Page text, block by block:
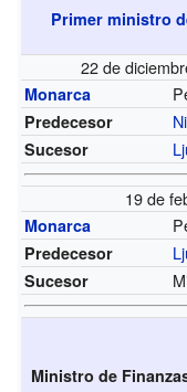
Primer ministro
22 de
Monarca
Predecesor
Sucesor
19 de
Monarca
Predecesor
Sucesor
Ministro de